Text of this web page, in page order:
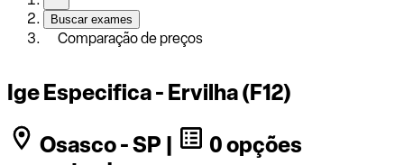
Buscar exames
Comparação de preços
Ige Especifica - Ervilha (F12)
Osasco - SP |
0 opções